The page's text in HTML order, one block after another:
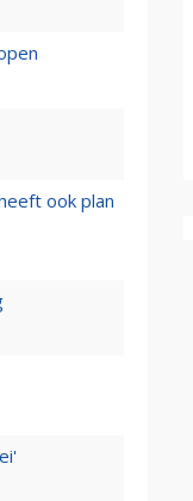
ook plan